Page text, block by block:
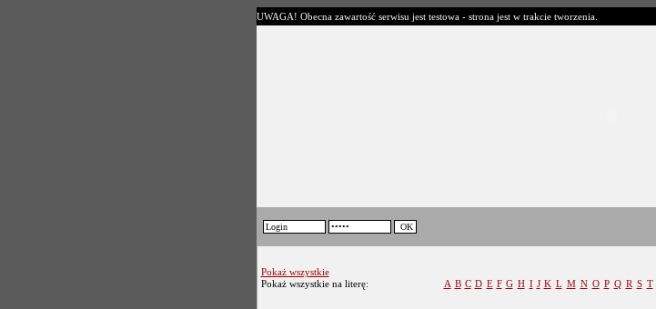
UWAGA! Obecna zawartość serwisu jest testowa - strona jest w trakcie tworzenia.
Pokaż wszystkie
Pokaż wszystkie na literę:
A B C D E F G H I J K L M N O P Q R S T